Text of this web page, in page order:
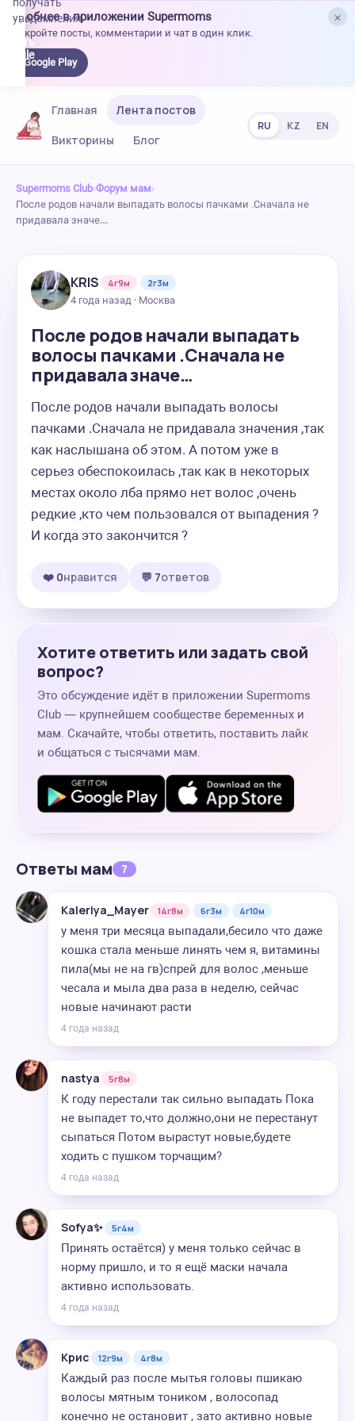
×
Удобнее в приложении Supermoms
Откройте посты, комментарии и чат в один клик.
Google Play
уведомления.
Главная
Лента постов
Викторины
Блог
RU KZ EN
Supermoms Club›Форум мам›
После родов начали выпадать волосы пачками .Сначала не
придавала значе…
KRIS 4г9м
2г3м
4 года назад · Москва
После родов начали выпадать
волосы пачками .Сначала не
придавала значе…
После родов начали выпадать волосы
пачками .Сначала не придавала значения ,так
как наслышана об этом. А потом уже в
серьез обеспокоилась ,так как в некоторых
местах около лба прямо нет волос ,очень
редкие ,кто чем пользовался от выпадения ?
И когда это закончится ?
❤️ 0нравится 💬 7ответов
Хотите ответить или задать свой
вопрос?
Это обсуждение идёт в приложении Supermoms
Club — крупнейшем сообществе беременных и
мам. Скачайте, чтобы ответить, поставить лайк
и общаться с тысячами мам.
Ответы мам 7
Kaleriya_Mayer 14г8м 6г3м 4г10м
у меня три месяца выпадали,бесило что даже
кошка стала меньше линять чем я, витамины
пила(мы не на гв)спрей для волос ,меньше
чесала и мыла два раза в неделю, сейчас
новые начинают расти
4 года назад
nastya 5г8м
К году перестали так сильно выпадать Пока
не выпадет то,что должно,они не перестанут
сыпаться Потом вырастут новые,будете
ходить с пушком торчащим?
4 года назад
Sofya✨ 5г4м
Принять остаётся) у меня только сейчас в
норму пришло, и то я ещё маски начала
активно использовать.
4 года назад
Крис 12г9м 4г8м
Каждый раз после мытья головы пшикаю
волосы мятным тоником , волосопад
конечно не остановит , зато активно новые